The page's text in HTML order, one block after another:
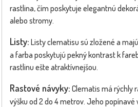
rastlina, čím poskytuje elegantnú
alebo stromy.
Listy: Listy clematisu sú zložené a
a farba poskytujú pekný kontrast k
rastlinu ešte atraktívnejšou.
Rastové návyky: Clematis má rýchly
výšku od 2 do 4 metrov. Jeho popínavé